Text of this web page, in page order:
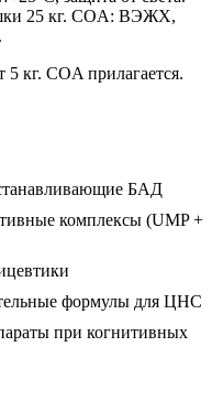
25 кг. COA: ВЭЖХ,
кг. COA прилагается.
БАД
комплексы (UMP +
формулы для ЦНС
при когнитивных